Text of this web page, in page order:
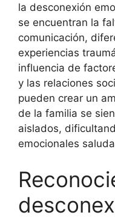
la desconexión
se encuentran la
comunicación,
experiencias
influencia de
y las relaciones
pueden crear un
de la familia se
aislados,
emocionales